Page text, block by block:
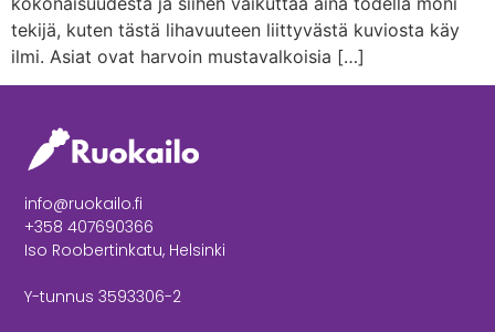
tekijä, kuten tästä lihavuuteen liittyvästä kuviosta käy
ilmi. Asiat ovat harvoin mustavalkoisia […]
info@ruokailo.fi
+358 407690366
Iso Roobertinkatu, Helsinki
Y-tunnus 3593306-2